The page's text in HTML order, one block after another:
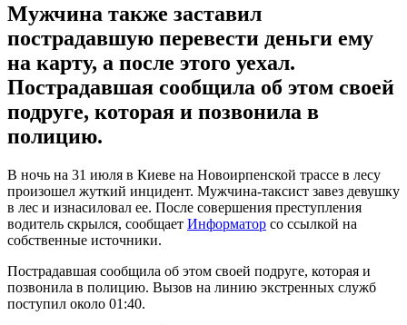
Мужчина также заставил
пострадавшую перевести деньги ему
на карту, а после этого уехал.
Пострадавшая сообщила об этом своей
подруге, которая и позвонила в
полицию.
В ночь на 31 июля в Киеве на Новоирпенской трассе в лесу
произошел жуткий инцидент. Мужчина-таксист завез девушку
в лес и изнасиловал ее. После совершения преступления
водитель скрылся, сообщает Информатор со ссылкой на
собственные источники.
Пострадавшая сообщила об этом своей подруге, которая и
позвонила в полицию. Вызов на линию экстренных служб
поступил около 01:40.